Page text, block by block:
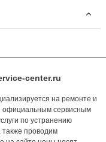
center.ru
на ремонте и
официальным сервисным
по устранению
также проводим